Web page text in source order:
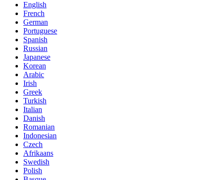
English
French
German
Portuguese
Spanish
Russian
Japanese
Korean
Arabic
Irish
Greek
Turkish
Italian
Danish
Romanian
Indonesian
Czech
Afrikaans
Swedish
Polish